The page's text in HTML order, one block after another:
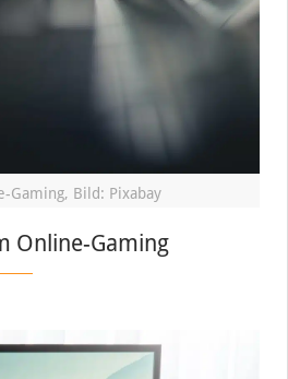
Gaming, Bild: Pixabay
Online-Gaming